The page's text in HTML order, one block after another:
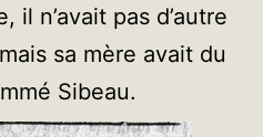
il n’avait pas d’autre
sa mère avait du
Sibeau.